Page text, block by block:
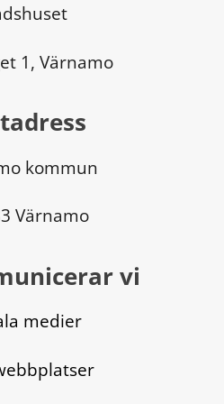
1, Värnamo
kommun
Värnamo
vi
medier